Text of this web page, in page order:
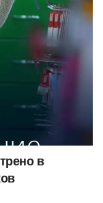
в